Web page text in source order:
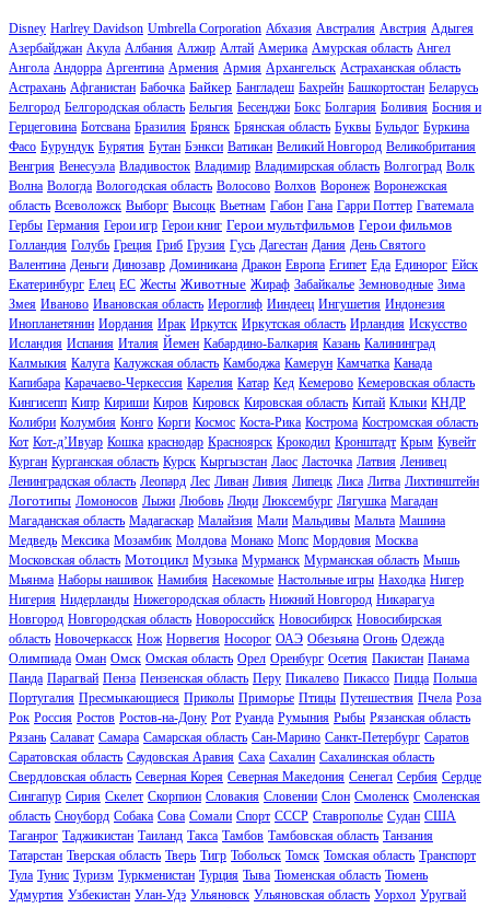
Disney Harlrey Davidson Umbrella Corporation Абхазия Австралия Австрия Адыгея
Азербайджан Акула Албания Алжир Алтай Америка Амурская область Ангел
Ангола Андорра Аргентина Армения Армия Архангельск Астраханская область
Астрахань Афганистан Бабочка Байкер Бангладеш Бахрейн Башкортостан Беларусь
Белгород Белгородская область Бельгия Бесенджи Бокс Болгария Боливия Босния и
Герцеговина Ботсвана Бразилия Брянск Брянская область Буквы Бульдог Буркина
Фасо Бурундук Бурятия Бутан Бэнкси Ватикан Великий Новгород Великобритания
Венгрия Венесуэла Владивосток Владимир Владимирская область Волгоград Волк
Волна Вологда Вологодская область Волосово Волхов Воронеж Воронежская
область Всеволожск Выборг Высоцк Вьетнам Габон Гана Гарри Поттер Гватемала
Гербы Германия Герои игр Герои книг Герои мультфильмов Герои фильмов
Голландия Голубь Греция Гриб Грузия Гусь Дагестан Дания День Святого
Валентина Деньги Динозавр Доминикана Дракон Европа Египет Еда Единорог Ейск
Екатеринбург Елец ЕС Жесты Животные Жираф Забайкалье Земноводные Зима
Змея Иваново Ивановская область Иероглиф Ииндеец Ингушетия Индонезия
Инопланетянин Иордания Ирак Иркутск Иркутская область Ирландия Искусство
Исландия Испания Италия Йемен Кабардино-Балкария Казань Калининград
Калмыкия Калуга Калужская область Камбоджа Камерун Камчатка Канада
Капибара Карачаево-Черкессия Карелия Катар Кед Кемерово Кемеровская область
Кингисепп Кипр Кириши Киров Кировск Кировская область Китай Клыки КНДР
Колибри Колумбия Конго Корги Космос Коста-Рика Кострома Костромская область
Кот Кот-д’Ивуар Кошка краснодар Красноярск Крокодил Кронштадт Крым Кувейт
Курган Курганская область Курск Кыргызстан Лаос Ласточка Латвия Ленивец
Ленинградская область Леопард Лес Ливан Ливия Липецк Лиса Литва Лихтинштейн
Логотипы Ломоносов Лыжи Любовь Люди Люксембург Лягушка Магадан
Магаданская область Мадагаскар Малайзия Мали Мальдивы Мальта Машина
Медведь Мексика Мозамбик Молдова Монако Мопс Мордовия Москва
Московская область Мотоцикл Музыка Мурманск Мурманская область Мышь
Мьянма Наборы нашивок Намибия Насекомые Настольные игры Находка Нигер
Нигерия Нидерланды Нижегородская область Нижний Новгород Никарагуа
Новгород Новгородская область Новороссийск Новосибирск Новосибирская
область Новочеркасск Нож Норвегия Носорог ОАЭ Обезьяна Огонь Одежда
Олимпиада Оман Омск Омская область Орел Оренбург Осетия Пакистан Панама
Панда Парагвай Пенза Пензенская область Перу Пикалево Пикассо Пицца Польша
Португалия Пресмыкающиеся Приколы Приморье Птицы Путешествия Пчела Роза
Рок Россия Ростов Ростов-на-Дону Рот Руанда Румыния Рыбы Рязанская область
Рязань Салават Самара Самарская область Сан-Марино Санкт-Петербург Саратов
Саратовская область Саудовская Аравия Саха Сахалин Сахалинская область
Свердловская область Северная Корея Северная Македония Сенегал Сербия Сердце
Сингапур Сирия Скелет Скорпион Словакия Словении Слон Смоленск Смоленская
область Сноуборд Собака Сова Сомали Спорт СССР Ставрополье Судан США
Таганрог Таджикистан Таиланд Такса Тамбов Тамбовская область Танзания
Татарстан Тверская область Тверь Тигр Тобольск Томск Томская область Транспорт
Тула Тунис Туризм Туркменистан Турция Тыва Тюменская область Тюмень
Удмуртия Узбекистан Улан-Удэ Ульяновск Ульяновская область Уорхол Уругвай